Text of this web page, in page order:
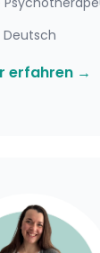
Deutsch
erfahren →